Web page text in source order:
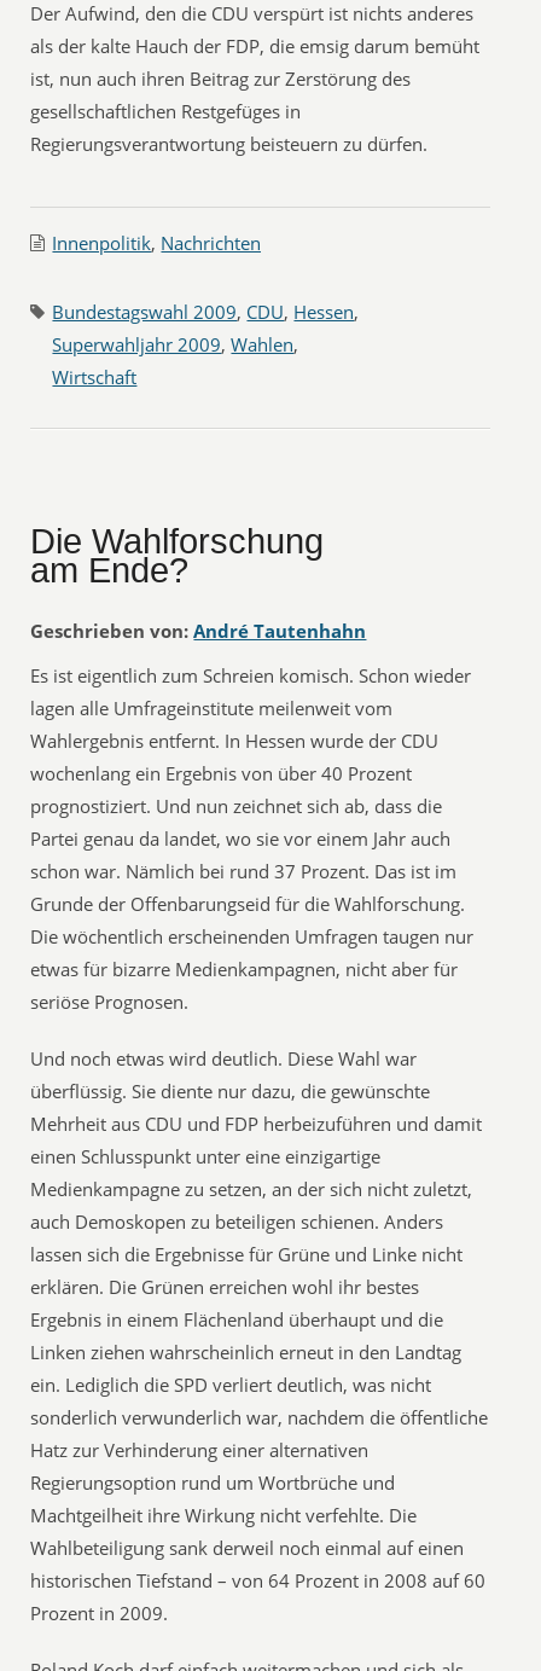
Der Aufwind, den die CDU verspürt ist nichts anderes
als der kalte Hauch der FDP, die emsig darum bemüht
ist, nun auch ihren Beitrag zur Zerstörung des
gesellschaftlichen Restgefüges in
Regierungsverantwortung beisteuern zu dürfen.
Innenpolitik, Nachrichten
Bundestagswahl 2009, CDU, Hessen,
Superwahljahr 2009,Wahlen,
Wirtschaft
Die Wahlforschung
am Ende?
Geschrieben von: André Tautenhahn
Es ist eigentlich zum Schreien komisch. Schon wieder
lagen alle Umfrageinstitute meilenweit vom
Wahlergebnis entfernt. In Hessen wurde der CDU
wochenlang ein Ergebnis von über 40 Prozent
prognostiziert. Und nun zeichnet sich ab, dass die
Partei genau da landet, wo sie vor einem Jahr auch
schon war. Nämlich bei rund 37 Prozent. Das ist im
Grunde der Offenbarungseid für die Wahlforschung.
Die wöchentlich erscheinenden Umfragen taugen nur
etwas für bizarre Medienkampagnen, nicht aber für
seriöse Prognosen.
Und noch etwas wird deutlich. Diese Wahl war
überflüssig. Sie diente nur dazu, die gewünschte
Mehrheit aus CDU und FDP herbeizuführen und damit
einen Schlusspunkt unter eine einzigartige
Medienkampagne zu setzen, an der sich nicht zuletzt,
auch Demoskopen zu beteiligen schienen. Anders
lassen sich die Ergebnisse für Grüne und Linke nicht
erklären. Die Grünen erreichen wohl ihr bestes
Ergebnis in einem Flächenland überhaupt und die
Linken ziehen wahrscheinlich erneut in den Landtag
ein. Lediglich die SPD verliert deutlich, was nicht
sonderlich verwunderlich war, nachdem die öffentliche
Hatz zur Verhinderung einer alternativen
Regierungsoption rund um Wortbrüche und
Machtgeilheit ihre Wirkung nicht verfehlte. Die
Wahlbeteiligung sank derweil noch einmal auf einen
historischen Tiefstand – von 64 Prozent in 2008 auf 60
Prozent in 2009.